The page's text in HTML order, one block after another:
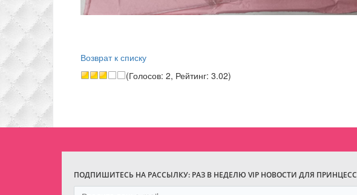
Возврат к списку
(Голосов: 2, Рейтинг: 3.02)
ПОДПИШИТЕСЬ НА РАССЫЛКУ: РАЗ В НЕДЕЛЮ VIP НОВОСТИ ДЛЯ ПРИНЦЕСС